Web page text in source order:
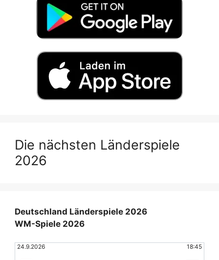
Die nächsten Länderspiele
2026
Deutschland Länderspiele 2026
WM-Spiele 2026
24.9.2026 18:45